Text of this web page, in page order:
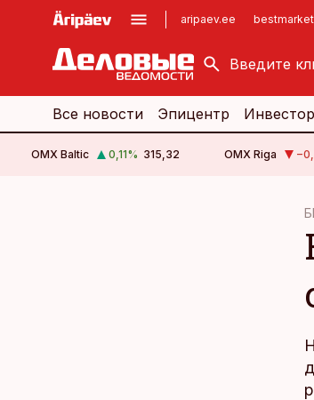
aripaev.ee
kinnisvarauudised.ee
logistikauudised.ee
Все новости Эпицентр Инвестор
OMX Baltic 0,11% 315,32 OMX Riga